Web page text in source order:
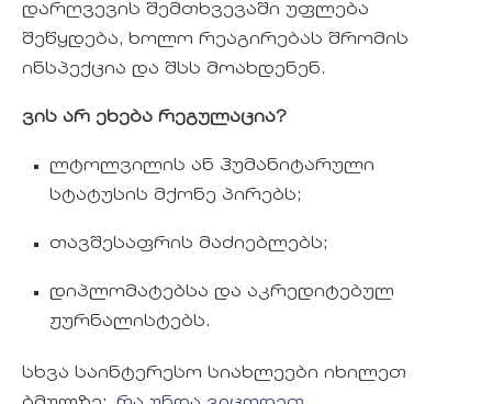
დარღვევის შემთხვევაში უფლება
შეწყდება, ხოლო რეაგირებას შრომის
ინსპექცია და შსს მოახდენენ.
ვის არ ეხება რეგულაცია?
ლტოლვილის ან ჰუმანიტარული
სტატუსის მქონე პირებს;
თავშესაფრის მაძიებლებს;
დიპლომატებსა და აკრედიტებულ
ჟურნალისტებს.
სხვა საინტერესო სიახლეები იხილეთ